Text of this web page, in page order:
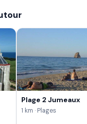
Plage 2 Jumeaux
1 km · Plages